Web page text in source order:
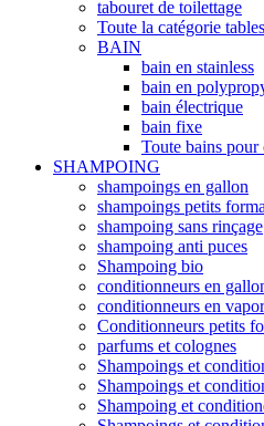
tabouret de toilettage
Toute la catégorie tables
BAIN
bain en stainless
bain en
bain électrique
bain fixe
Toute bains pour
SHAMPOING
shampoings en gallon
shampoings petits
shampoing sans rinçage
shampoing anti puces
Shampoing bio
conditionneurs en
conditionneurs en
Conditionneurs petits
parfums et colognes
Shampoings et
Shampoings et
Shampoing et